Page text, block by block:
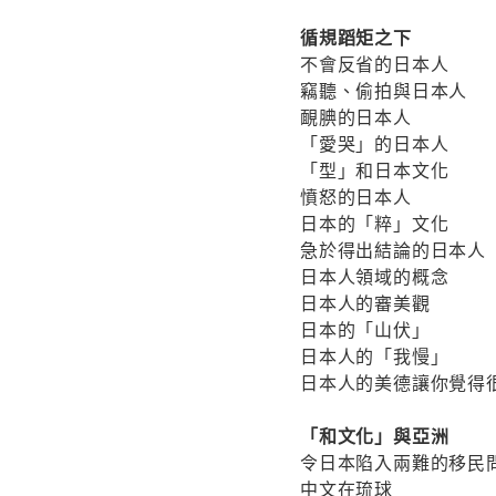
循規蹈矩之下
不會反省的日本人
竊聽、偷拍與日本人
靦腆的日本人
「愛哭」的日本人
「型」和日本文化
憤怒的日本人
日本的「粹」文化
急於得出結論的日本人
日本人領域的概念
日本人的審美觀
日本的「山伏」
日本人的「我慢」
日本人的美德讓你覺得
「和文化」與亞洲
令日本陷入兩難的移民
中文在琉球